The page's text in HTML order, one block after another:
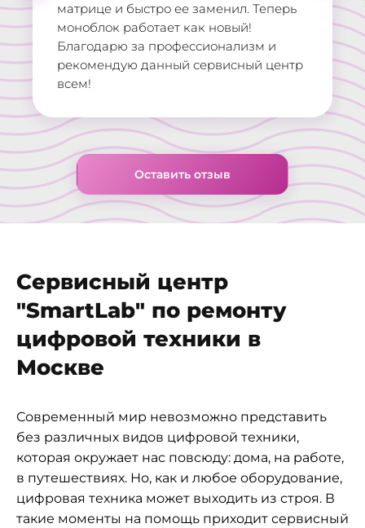
матрице и быстро ее заменил. Теперь
моноблок работает как новый!
Благодарю за профессионализм и
рекомендую данный сервисный центр
всем!
Оставить отзыв
Сервисный центр
"SmartLab" по ремонту
цифровой техники в
Москве
Современный мир невозможно представить
без различных видов цифровой техники,
которая окружает нас повсюду: дома, на работе,
в путешествиях. Но, как и любое оборудование,
цифровая техника может выходить из строя. В
такие моменты на помощь приходит сервисный